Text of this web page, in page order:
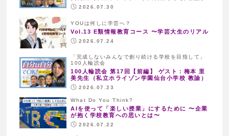
2026.07.30
YOUは何しに学芸へ？
Vol.13 E類情報教育コース 〜学芸大生のリアル
2026.07.24
「完成しないみんなで創り続ける学校を目指して」
100人輪読会
100人輪読会 第17回【前編】 ゲスト：梅本 里
美先生（私立ホライゾン学園仙台小学校 教諭）
2026.07.23
What Do You Think?
AIを使って「楽しい授業」にするために 〜企業
が抱く学校教育への思いとは〜
2026.07.22